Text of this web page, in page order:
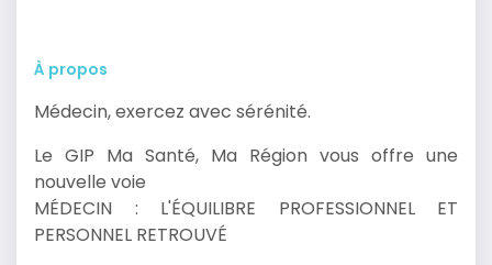
À propos
Médecin, exercez avec sérénité.
Le GIP Ma Santé, Ma Région vous offre une
nouvelle voie
MÉDECIN : L'ÉQUILIBRE PROFESSIONNEL ET
PERSONNEL RETROUVÉ